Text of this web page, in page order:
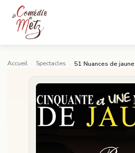
Passer au contenu principal
Accueil Spectacles 51 Nuances de jaune